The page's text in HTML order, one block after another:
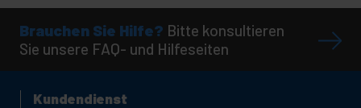
Brauchen Sie Hilfe? Bitte konsultieren
Sie unsere FAQ- und Hilfeseiten
Kundendienst